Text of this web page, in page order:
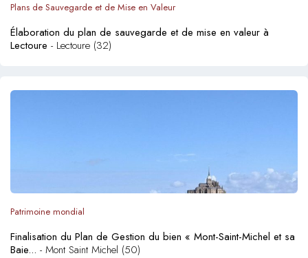
Plans de Sauvegarde et de Mise en Valeur
Élaboration du plan de sauvegarde et de mise en valeur à
Lectoure - Lectoure (32)
Patrimoine mondial
Finalisation du Plan de Gestion du bien « Mont-Saint-Michel et sa
Baie... - Mont Saint Michel (50)